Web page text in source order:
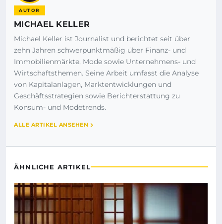
AUTOR
MICHAEL KELLER
Michael Keller ist Journalist und berichtet seit über
zehn Jahren schwerpunktmäßig über Finanz- und
Immobilienmärkte, Mode sowie Unternehmens- und
Wirtschaftsthemen. Seine Arbeit umfasst die Analyse
von Kapitalanlagen, Marktentwicklungen und
Geschäftsstrategien sowie Berichterstattung zu
Konsum- und Modetrends.
ALLE ARTIKEL ANSEHEN
ÄHNLICHE ARTIKEL